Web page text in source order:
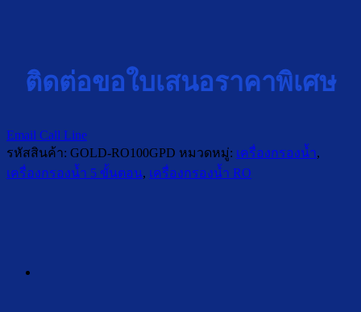
ติดต่อขอใบเสนอราคาพิเศษ
Email Call Line
รหัสสินค้า: GOLD-RO100GPD หมวดหมู่: เครื่องกรองน้ำ,
เครื่องกรองน้ำ 5 ขั้นตอน, เครื่องกรองน้ำ RO